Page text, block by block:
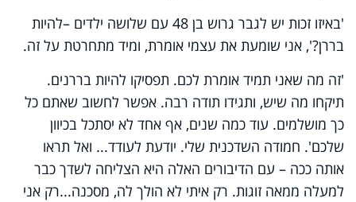
'באיזו זכות יש לגבר גרוש בן 48 עם שלושה ילדים –להיות
בררן?', אני שומעת את עצמי אומרת, ומיד מתחרטת על זה.
'זה מה שאני תמיד אומרת לכם. תפסיקו להיות בררנים.
תיקחו מה שיש, ותגידו תודה רבה. אפשר לחשוב שאתם כל
כך מושלמים. עוד כמה שנים, אף אחד לא יסתכל בכיוון
שלכם'. חמודה השדכנית שלי. יודעת לעודד... ואל תראו
אותה ככה – עם הדיבורים האלה היא הצליחה לשדך כבר
למעלה ממאה זוגות. רק איתי לא הולך לה, מסכנה...רק אני